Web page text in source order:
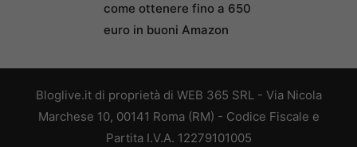
come ottenere fino a 650
euro in buoni Amazon
Bloglive.it di proprietà di WEB 365 SRL - Via Nicola
Marchese 10, 00141 Roma (RM) - Codice Fiscale e
Partita I.V.A. 12279101005